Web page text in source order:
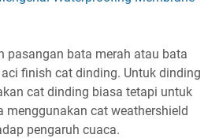
pasangan bata merah atau bata
finish cat dinding. Untuk dinding
cat dinding biasa tetapi untuk
menggunakan cat weathershield
pengaruh cuaca.